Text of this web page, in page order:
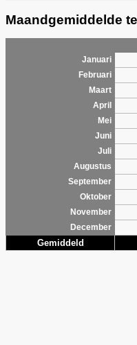
Maandgemiddelde
Januari
Februari
Maart
April
Mei
Juni
Juli
Augustus
September
Oktober
November
December
Gemiddeld